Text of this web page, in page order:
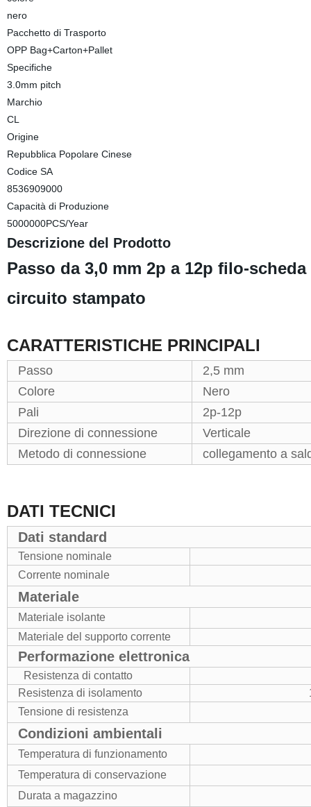
nero
Pacchetto di Trasporto
OPP Bag+Carton+Pallet
Specifiche
3.0mm pitch
Marchio
CL
Origine
Repubblica Popolare Cinese
Codice SA
8536909000
Capacità di Produzione
5000000PCS/Year
Descrizione del Prodotto
Passo da 3,0 mm 2p a 12p filo-
circuito stampato
CARATTERISTICHE PRINCIPALI
Passo
2,5 mm
Colore
Nero
Pali
2p-12p
Direzione di connessione
Verticale
Metodo di connessione
collegamento a
DATI TECNICI
Dati standard
Tensione nominale
Corrente nominale
Materiale
Materiale isolante
Materiale del supporto corrente
Performazione elettronica
Resistenza di contatto
Resistenza di isolamento
Tensione di resistenza
Condizioni ambientali
Temperatura di funzionamento
Temperatura di conservazione
Durata a magazzino